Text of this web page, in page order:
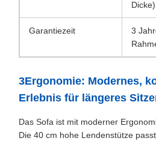
Dicke)
Garantiezeit
3
3Ergonomie: Modernes,
Erlebnis für längeres
Das Sofa ist mit moderner
Die 40 cm hohe Lendenstütze